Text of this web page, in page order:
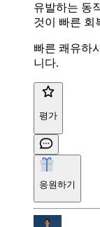
유발하는 동
것이 빠른 회
빠른 쾌유하
니다.
평가
응원하기